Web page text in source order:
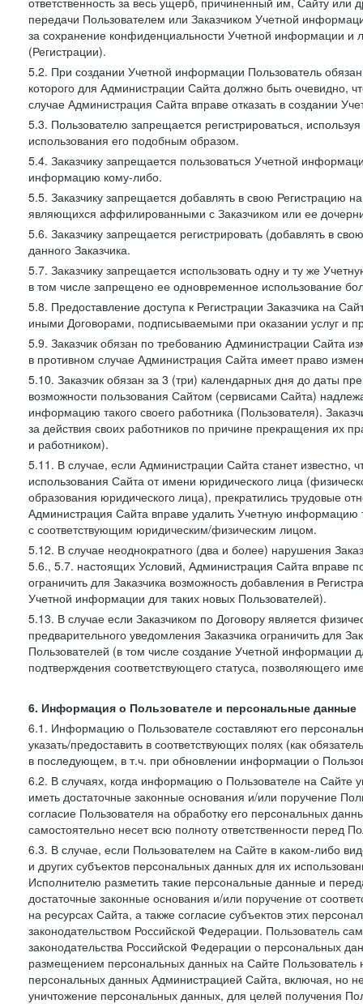
передачи Пользователем или Заказчиком Учетной
за сохранение конфиденциальности Учетной информации
(Регистрации).
5.2. При создании Учетной информации Пользователь
которого для Администрации Сайта должно быть очевидно,
случае Администрация Сайта вправе отказать в создании
5.3. Пользователю запрещается регистрироваться,
использования его подобным образом.
5.4. Заказчику запрещается пользоваться Учетной
информацию кому-либо.
5.5. Заказчику запрещается добавлять в свою Регистрацию
являющихся аффилированными с Заказчиком или ее
5.6. Заказчику запрещается регистрировать (добавлять в
данного Заказчика.
5.7. Заказчику запрещается использовать одну и ту же
в том числе запрещено ее одновременное использование
5.8. Предоставление доступа к Регистрации Заказчика на
иными Договорами, подписываемыми при оказании услуг и
5.9. Заказчик обязан по требованию Администрации Сайта
в противном случае Администрация Сайта имеет право
5.10. Заказчик обязан за 3 (три) календарных дня до даты
возможности пользования Сайтом (сервисами Сайта)
информацию такого своего работника (Пользователя).
за действия своих работников по причине прекращения их
и работником).
5.11. В случае, если Администрации Сайта станет
использования Сайта от имени юридического лица
образования юридического лица), прекратились трудовые
Администрация Сайта вправе удалить Учетную информацию
с соответствующим юридическим/физическим лицом.
5.12. В случае неоднократного (два и более) нарушения
5.6., 5.7. настоящих Условий, Администрация Сайта вправе
ограничить для Заказчика возможность добавления в
Учетной информации для таких новых Пользователей).
5.13. В случае если Заказчиком по Договору является
предварительного уведомления Заказчика ограничить для
Пользователей (в том числе создание Учетной информации
подтверждения соответствующего статуса, позволяющего
6. Информация о Пользователе и персональные данные
6.1. Информацию о Пользователе составляют его
указать/предоставить в соответствующих полях (как
в последующем, в т.ч. при обновлении информации о
6.2. В случаях, когда информацию о Пользователе на Сайте
иметь достаточные законные основания и/или поручение
согласие Пользователя на обработку его персональных
самостоятельно несет всю полноту ответственности перед
6.3. В случае, если Пользователем на Сайте в каком-либо
и других субъектов персональных данных для их
Исполнителю разметить такие персональные данные и
достаточные законные основания и/или поручение от
на ресурсах Сайта, а также согласие субъектов этих
законодательством Российской Федерации. Пользователь
законодательства Российской Федерации о персональных
размещением персональных данных на Сайте Пользователь
персональных данных Администрацией Сайта, включая, но
уничтожение персональных данных, для целей получения